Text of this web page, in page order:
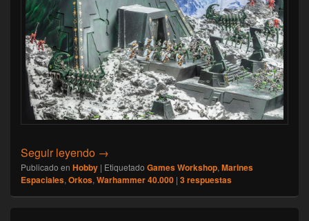
Seguir leyendo [Warhammer 40.000] Proceso de
→
Publicado en Hobby | Etiquetado Games Workshop, Marines
Espaciales, Orkos, Warhammer 40.000 | 3respuestas